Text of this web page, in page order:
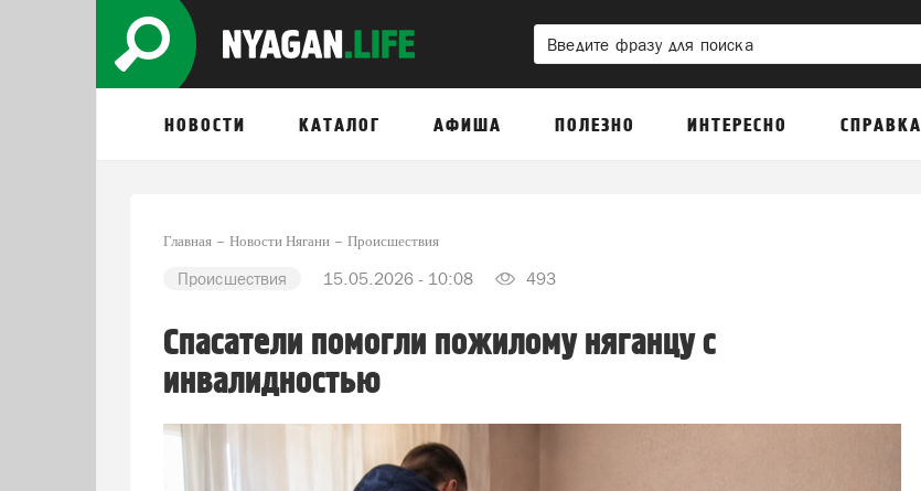
НОВОСТИ КАТАЛОГ АФИША ПОЛЕЗНО ИНТЕРЕСНО СПРАВКА
Главная Новости Нягани Происшествия
Происшествия 15.05.2026 - 10:08 493
Спасатели помогли пожилому няганцу с
инвалидностью